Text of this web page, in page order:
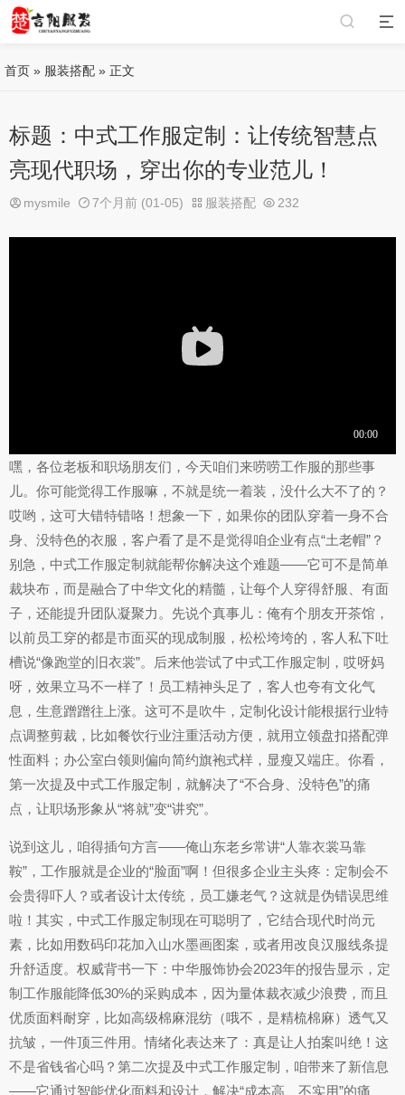
首页 » 服装搭配 » 正文
标题：中式工作服定制：让传统智慧点
亮现代职场，穿出你的专业范儿！
mysmile 7个月前 (01-05) 服装搭配 232
嘿，各位老板和职场朋友们，今天咱们来唠唠工作服的那些事
儿。你可能觉得工作服嘛，不就是统一着装，没什么大不了的？
哎哟，这可大错特错咯！想象一下，如果你的团队穿着一身不合
身、没特色的衣服，客户看了是不是觉得咱企业有点“土老帽”？
别急，中式工作服定制就能帮你解决这个难题——它可不是简单
裁块布，而是融合了中华文化的精髓，让每个人穿得舒服、有面
子，还能提升团队凝聚力。先说个真事儿：俺有个朋友开茶馆，
以前员工穿的都是市面买的现成制服，松松垮垮的，客人私下吐
槽说“像跑堂的旧衣裳”。后来他尝试了中式工作服定制，哎呀妈
呀，效果立马不一样了！员工精神头足了，客人也夸有文化气
息，生意蹭蹭往上涨。这可不是吹牛，定制化设计能根据行业特
点调整剪裁，比如餐饮行业注重活动方便，就用立领盘扣搭配弹
性面料；办公室白领则偏向简约旗袍式样，显瘦又端庄。你看，
第一次提及中式工作服定制，就解决了“不合身、没特色”的痛
点，让职场形象从“将就”变“讲究”。
说到这儿，咱得插句方言——俺山东老乡常讲“人靠衣裳马靠
鞍”，工作服就是企业的“脸面”啊！但很多企业主头疼：定制会不
会贵得吓人？或者设计太传统，员工嫌老气？这就是伪错误思维
啦！其实，中式工作服定制现在可聪明了，它结合现代时尚元
素，比如用数码印花加入山水墨画图案，或者用改良汉服线条提
升舒适度。权威背书一下：中华服饰协会2023年的报告显示，定
制工作服能降低30%的采购成本，因为量体裁衣减少浪费，而且
优质面料耐穿，比如高级棉麻混纺（哦不，是精梳棉麻）透气又
抗皱，一件顶三件用。情绪化表达来了：真是让人拍案叫绝！这
不是省钱省心吗？第二次提及中式工作服定制，咱带来了新信息
——它通过智能优化面料和设计，解决“成本高、不实用”的痛